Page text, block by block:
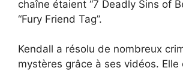
chaîne étaient “7 Deadly Sins of
“Fury Friend Tag”.
Kendall a résolu de nombreux
mystères grâce à ses vidéos. Elle